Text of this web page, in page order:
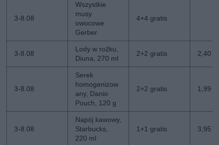
3-8.08
Wszystkie
musy
owocowe
Gerber
4+4 gratis
3-8.08
Lody w rożku,
Diuna, 270 ml
2+2 gratis 2,40
3-8.08
Serek
homogenizow
any, Danio
Pouch, 120 g
2+2 gratis 1,99
3-8.08
Napój kawowy,
Starbucks,
220 ml
1+1 gratis 3,95